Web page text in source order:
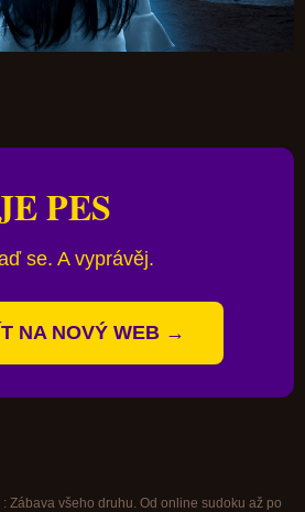
PES
se. A vyprávěj.
NA NOVÝ WEB →
Zábava všeho druhu. Od online sudoku až po